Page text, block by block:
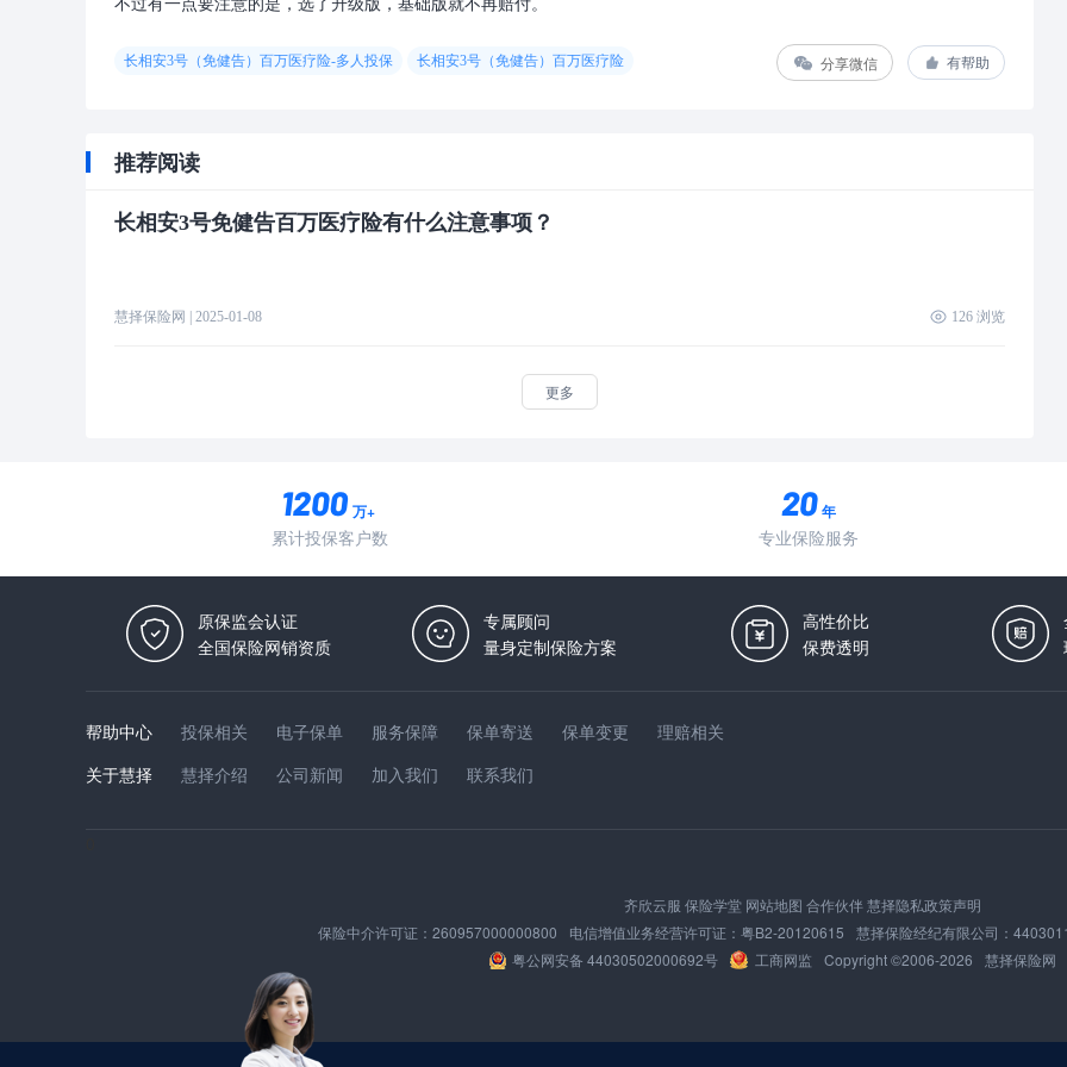
不过有一点要注意的是，选了升级版，基础版就不再赔付。
长相安3号（免健告）百万医疗险-多人投保 长相安3号（免健告）百万医疗险 分享微信 有帮助
推荐阅读
长相安3号免健告百万医疗险有什么注意事项？
慧择保险网 | 2025-01-08 126 浏览
更多
万+
累计投保客户数
年
专业保险服务
原保监会认证
全国保险网销资质
专属顾问
量身定制保险方案
高性价比
保费透明
帮助中心 投保相关 电子保单 服务保障 保单寄送 保单变更
理赔相关
关于慧择
慧择介绍 公司新闻 加入我们 联系我们
齐欣云服 保险学堂 网站地图 合作伙伴 慧择隐私政策声明
保险中介许可证： 260957000000800 电信增值业务经营许可证： 粤B2-20120615 慧择保险经纪有限公司：
粤公网安备 44030502000692号
工商网监 Copyright ©2006-2026 慧择保险网